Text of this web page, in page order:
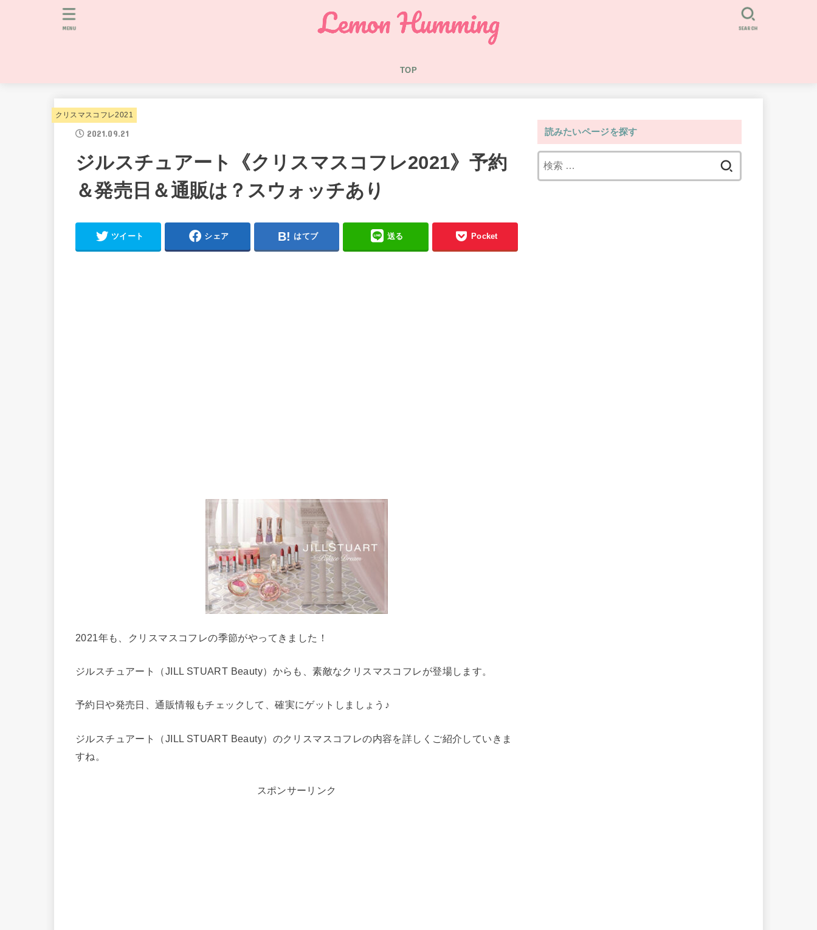
TOP
SEARCH
MENU
クリスマスコフレ2021
2021.09.21
ジルスチュアート《クリスマスコフレ2021》予約
＆発売日＆通販は？スウォッチあり
ツイート シェア はてブ 送る Pocket
2021年も、クリスマスコフレの季節がやってきました！
ジルスチュアート（JILL STUART Beauty）からも、素敵なクリスマスコフレが登場します。
予約日や発売日、通販情報もチェックして、確実にゲットしましょう♪
ジルスチュアート（JILL STUART Beauty）のクリスマスコフレの内容を詳しくご紹介していきま
すね。
スポンサーリンク
読みたいページを探す